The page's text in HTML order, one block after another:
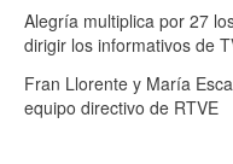
Alegría multiplica por 27
dirigir los informativos de
Fran Llorente y María
equipo directivo de RTVE